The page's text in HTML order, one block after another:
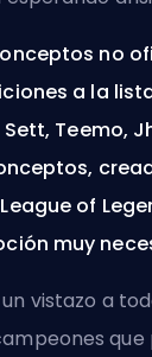
no
a la
Teemo,
of
muy
vistazo a